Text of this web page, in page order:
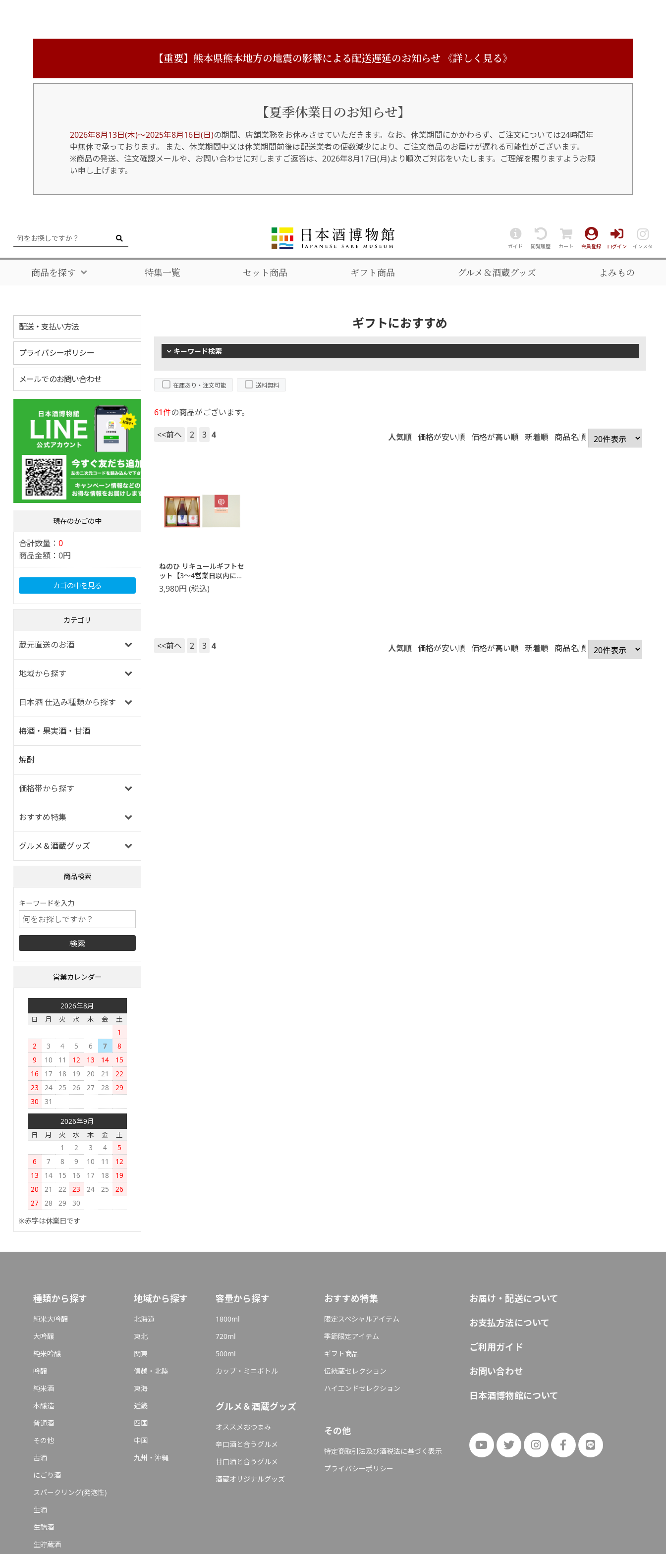
【重要】熊本県熊本地方の地震の影響による配送遅延のお知らせ 《詳しく見る》
【夏季休業日のお知らせ】
2026年8月13日(木)～2025年8月16日(日)の期間、店舗業務をお休みさせていただきます。なお、休業期間にかかわらず、ご注文については24時間年
中無休で承っております。 また、休業期間中又は休業期間前後は配送業者の便数減少により、ご注文商品のお届けが遅れる可能性がございます。
※商品の発送、注文確認メールや、お問い合わせに対しますご返答は、2026年8月17日(月)より順次ご対応をいたします。ご理解を賜りますようお願
い申し上げます。
ガイド 閲覧履歴 カート 会員登録 ログイン インスタ
商品を探す 特集一覧 セット商品 ギフト商品 グルメ＆酒蔵グッズ よみもの
配送・支払い方法
プライバシーポリシー
メールでのお問い合わせ
現在のかごの中
合計数量： 0
商品金額： 0円
カゴの中を見る
カテゴリ
蔵元直送のお酒
地域から探す
日本酒 仕込み種類から探す
梅酒・果実酒・甘酒
焼酎
価格帯から探す
おすすめ特集
グルメ＆酒蔵グッズ
商品検索
キーワードを入力
営業カレンダー
2026年8月
日
月 火 水 木 金
土
1
2
3 4 5 6 7
8
9
10 11 12 13 14
15
16
17 18 19 20 21
22
23
24 25 26 27 28
29
30
31
2026年9月
日
月 火 水 木 金
土
1
2 3 4
5
6
7 8 9 10 11
12
13
14 15 16 17 18
19
20
21 22 23 24 25
26
27
28 29
30
※赤字は休業日です
ギフトにおすすめ
キーワード検索
在庫あり・注文可能 送料無料
61件の商品がございます。
人気順 価格が安い順 価格が高い順 新着順 商品名順
<<前へ 2 3 4
ねのひ リキュールギフトセ
ット【3～4営業日以内に出
荷】 【送料無料】
3,980円 (税込)
人気順 価格が安い順 価格が高い順 新着順 商品名順
<<前へ 2 3 4
種類から探す
純米大吟醸
大吟醸
純米吟醸
吟醸
純米酒
本醸造
普通酒
その他
古酒
にごり酒
スパークリング(発泡性)
生酒
生詰酒
生貯蔵酒
地域から探す
北海道
東北
関東
信越・北陸
東海
近畿
四国
中国
九州・沖縄
容量から探す
1800ml
720ml
500ml
カップ・ミニボトル
グルメ＆酒蔵グッズ
オススメおつまみ
辛口酒と合うグルメ
甘口酒と合うグルメ
酒蔵オリジナルグッズ
おすすめ特集
限定スペシャルアイテム
季節限定アイテム
ギフト商品
伝統蔵セレクション
ハイエンドセレクション
その他
特定商取引法及び酒税法に基づく表示
プライバシーポリシー
お届け・配送について
お支払方法について
ご利用ガイド
お問い合わせ
日本酒博物館について